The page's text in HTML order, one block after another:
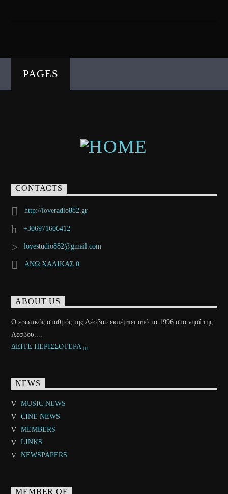
PAGES
CONTACTS
http://loveradio882.gr
+306971606412
lovestudio882@gmail.com
ΑΝΩ ΧΑΛΙΚΑΣ 0
ABOUT US
Ο ερωτικός σταθμός της Λέσβου εκπέμπει από το 1996 στο νησί της
Λέσβου....
ΔΕΙΤΕ ΠΕΡΙΣΣΟΤΕΡΑ
NEWS
MUSIC NEWS
CINE NEWS
MEMBERS
LINKS
NEWSPAPERS
MEMBER OF